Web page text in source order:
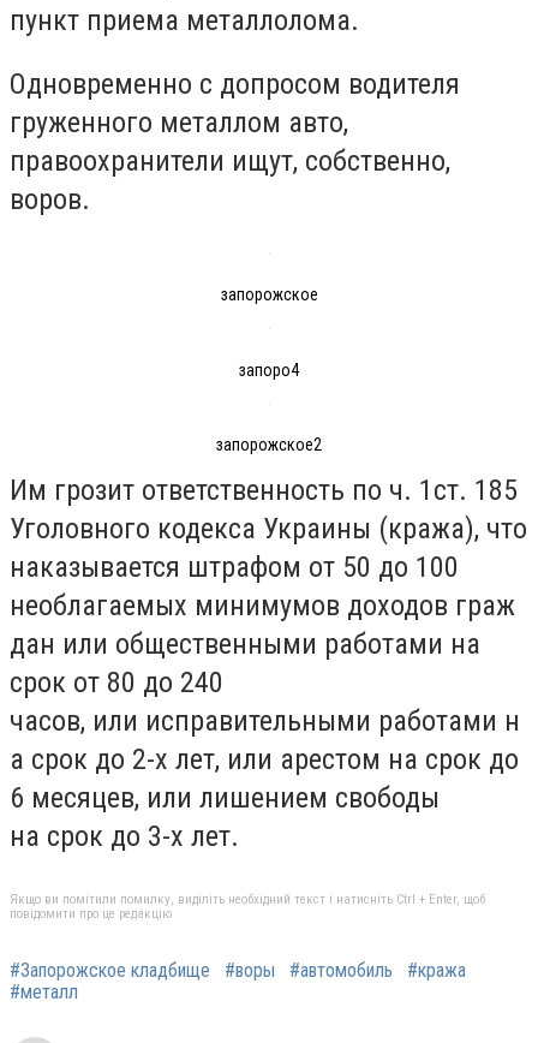
пункт приема металлолома.
Одновременно с допросом водителя
груженного металлом авто,
правоохранители ищут, собственно,
воров.
запорожское
запоро4
запорожское2
Им грозит ответственность по ч. 1ст. 185
Уголовного кодекса Украины (кража), что
наказывается штрафом от 50 до 100
необлагаемых минимумов доходов граж
дан или общественными работами на
срок от 80 до 240
часов, или исправительными работами н
а срок до 2-х лет, или арестом на срок до
6 месяцев, или лишением свободы
на срок до 3-х лет.
Якщо ви помітили помилку, виділіть необхідний текст і натисніть Ctrl + Enter, щоб
повідомити про це редакцію
#Запорожское кладбище #воры #автомобиль
#кража
#металл